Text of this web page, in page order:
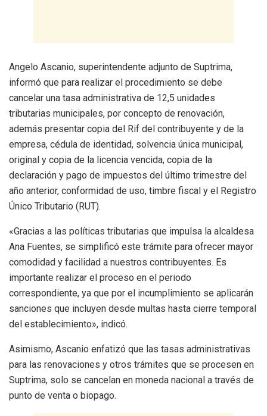
Angelo Ascanio, superintendente adjunto de Suptrima,
informó que para realizar el procedimiento se debe
cancelar una tasa administrativa de 12,5 unidades
tributarias municipales, por concepto de renovación,
además presentar copia del Rif del contribuyente y de la
empresa, cédula de identidad, solvencia única municipal,
original y copia de la licencia vencida, copia de la
declaración y pago de impuestos del último trimestre del
año anterior, conformidad de uso, timbre fiscal y el Registro
Único Tributario (RUT).
«Gracias a las políticas tributarias que impulsa la alcaldesa
Ana Fuentes, se simplificó este trámite para ofrecer mayor
comodidad y facilidad a nuestros contribuyentes. Es
importante realizar el proceso en el periodo
correspondiente, ya que por el incumplimiento se aplicarán
sanciones que incluyen desde multas hasta cierre temporal
del establecimiento», indicó.
Asimismo, Ascanio enfatizó que las tasas administrativas
para las renovaciones y otros trámites que se procesen en
Suptrima, solo se cancelan en moneda nacional a través de
punto de venta o biopago.